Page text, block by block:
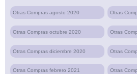
Otras Compras agosto 2020 Otras
Otras Compras octubre 2020 Otras
Otras Compras diciembre 2020 Otras
Otras Compras febrero 2021 Otras